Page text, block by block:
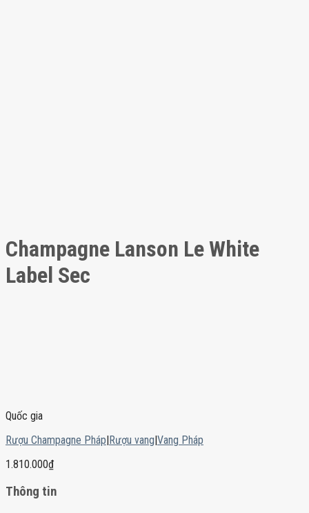
Champagne Lanson Le White
Label Sec
Quốc gia
Rượu Champagne Pháp|Rượu vang|Vang Pháp
1.810.000₫
Thông tin